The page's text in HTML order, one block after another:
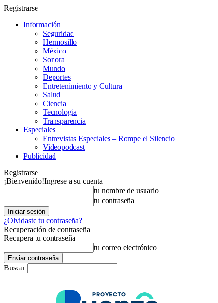
Registrarse
Información
Seguridad
Hermosillo
México
Sonora
Mundo
Deportes
Entretenimiento y Cultura
Salud
Ciencia
Tecnología
Transparencia
Especiales
Entrevistas Especiales – Rompe el Silencio
Videopodcast
Publicidad
Registrarse
¡Bienvenido!Ingrese a su cuenta
tu nombre de usuario
tu contraseña
¿Olvidaste tu contraseña?
Recuperación de contraseña
Recupera tu contraseña
tu correo electrónico
Buscar